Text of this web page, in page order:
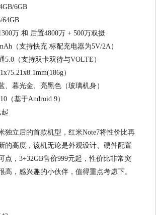
6GB
64GB
万 和 后置4800万 + 500万双摄
（支持快充 标配充电器为5V/2A）
5.0（支持双卡双待与VOLTE）
）
、暮光金、亮黑色（玻璃机身）
（基于Android 9）
起
独立后的首款机型，红米Note7将性价比再
的高度，该机无论是外观设计、硬件配置
点，3+32GB售价999元起，性价比非常突
高，感兴趣的小伙伴，值得重点考虑下。